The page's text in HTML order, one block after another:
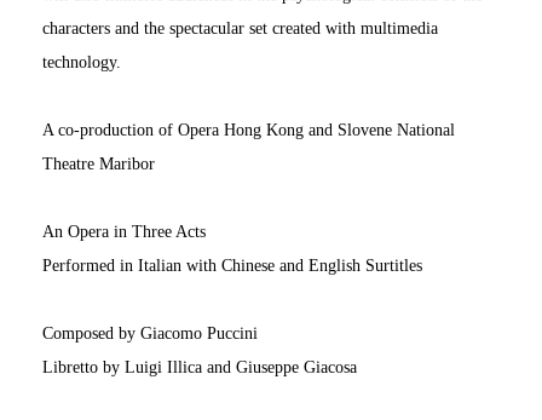
characters and the spectacular set created with multimedia
technology.
A co-production of Opera Hong Kong and Slovene National
Theatre Maribor
An Opera in Three Acts
Performed in Italian with Chinese and English Surtitles
Composed by Giacomo Puccini
Libretto by Luigi Illica and Giuseppe Giacosa